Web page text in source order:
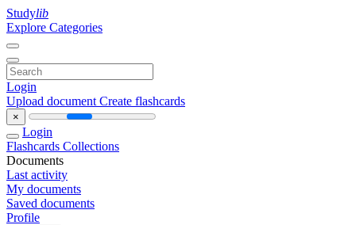
Studylib
Explore Categories
Login
Upload document Create flashcards
×
Login
Flashcards Collections
Documents
Last activity
My documents
Saved documents
Profile